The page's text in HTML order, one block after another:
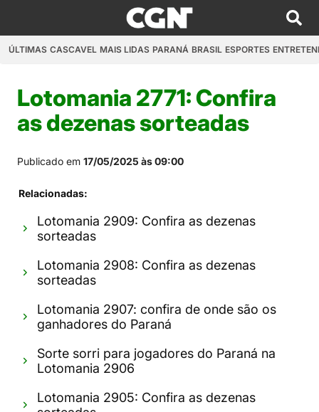
ÚLTIMAS CASCAVEL MAIS LIDAS PARANÁ BRASIL ESPORTES
Lotomania 2771: Confira
as dezenas sorteadas
Publicado em 17/05/2025 às 09:00
Relacionadas:
Lotomania 2909: Confira as dezenas
sorteadas
Lotomania 2908: Confira as dezenas
sorteadas
Lotomania 2907: confira de onde são os
ganhadores do Paraná
Sorte sorri para jogadores do Paraná na
Lotomania 2906
Lotomania 2905: Confira as dezenas